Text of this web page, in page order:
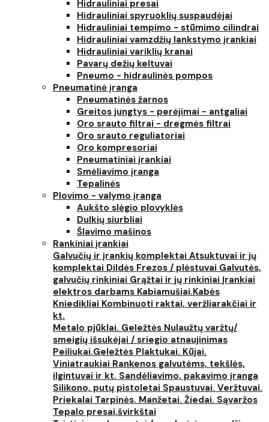
Hidrauliniai presai
Hidrauliniai spyruoklių suspaudėjai
Hidrauliniai tempimo - stūmimo cilindrai
Hidrauliniai vamzdžių lankstymo įrankiai
Hidrauliniai variklių kranai
Pavarų dežių keltuvai
Pneumo - hidraulinės pompos
Pneumatinė įranga
Pneumatinės žarnos
Greitos jungtys - perėjimai - antgaliai
Oro srauto filtrai - dregmės filtrai
Oro srauto reguliatoriai
Oro kompresoriai
Pneumatiniai įrankiai
Smėliavimo įranga
Tepalinės
Plovimo - valymo įranga
Aukšto slėgio plovyklės
Dulkių siurbliai
Šlavimo mašinos
Rankiniai įrankiai
Galvučių ir įrankių komplektai Atsuktuvai ir jų
komplektai Dildės Frezos / plėstuvai Galvutės,
galvučių rinkiniai Grąžtai ir jų rinkiniai Įrankiai
elektros darbams Kabiamušiai.Kabės
Kniedikliai Kombinuoti raktai, veržliarakčiai ir
kt.
Metalo pjūklai. Geležtės Nulaužtų varžtų/
smeigių išsukėjai / sriegio atnaujinimas
Peiliukai.Geležtės Plaktukai. Kūjai.
Viniatraukiai Rankenos galvutėms, tekšlės,
ilgintuvai ir kt. Sandėliavimo, pakavimo įranga
Silikono, putų pistoletai Spaustuvai. Veržtuvai.
Priekalai Tarpinės. Manžetai. Žiedai. Sąvaržos
Tepalo presai,švirkštai